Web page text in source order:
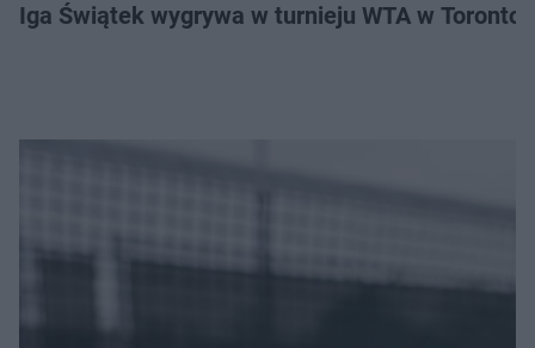
Iga Świątek wygrywa w turnieju WTA w